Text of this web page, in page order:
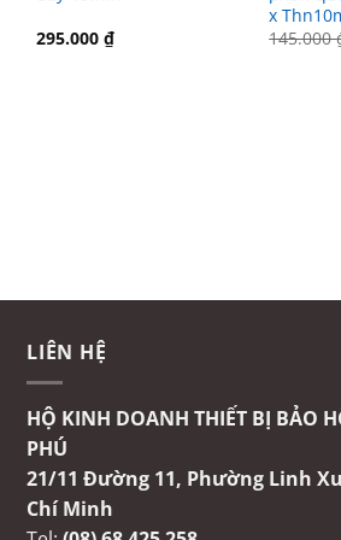
295.000 ₫
x
145.000
LIÊN HỆ
HỘ KINH DOANH THIẾT BỊ BẢO
PHÚ
21/11 Đường 11, Phường Linh
Chí Minh